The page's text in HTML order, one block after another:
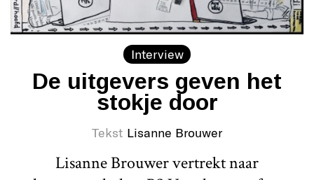
Interview
De uitgevers geven het
stokje door
Tekst Lisanne Brouwer
Lisanne Brouwer vertrekt naar